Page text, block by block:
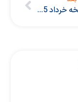
انتشار نسخه خرداد 1405 نرم افزار OKRcoach